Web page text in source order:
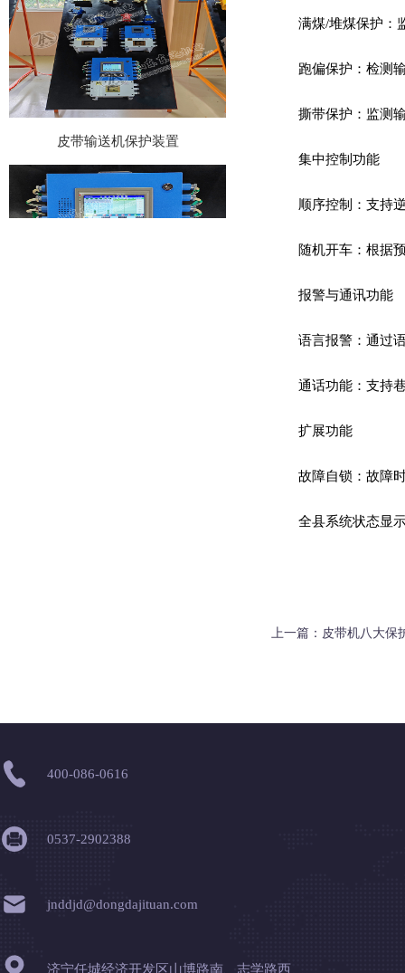
皮带输送机保护装置
满煤/堆煤保护‌：
跑偏保护‌：检测
撕带保护‌：监测
集中控制功能‌
顺序控制‌：支持
随机开车‌：根据
报警与通讯功能‌
语言报警‌：通过
通话功能‌：支持
扩展功能‌
故障自锁‌：故障
全县系统状态显
上一篇： 皮带机八大保
400-086-0616
0537-2902388
jnddjd@dongdajituan.com
济宁任城经济开发区山博路南、志学路西